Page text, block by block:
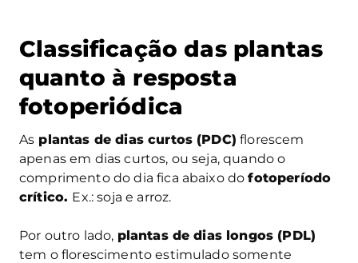
Classificação das plantas
quanto à resposta
fotoperiódica
As plantas de dias curtos (PDC) florescem
apenas em dias curtos, ou seja, quando o
comprimento do dia fica abaixo dofotoperíodo
crítico. Ex.: soja e arroz.
Por outro lado, plantas de dias longos (PDL)
tem o florescimento estimulado somente